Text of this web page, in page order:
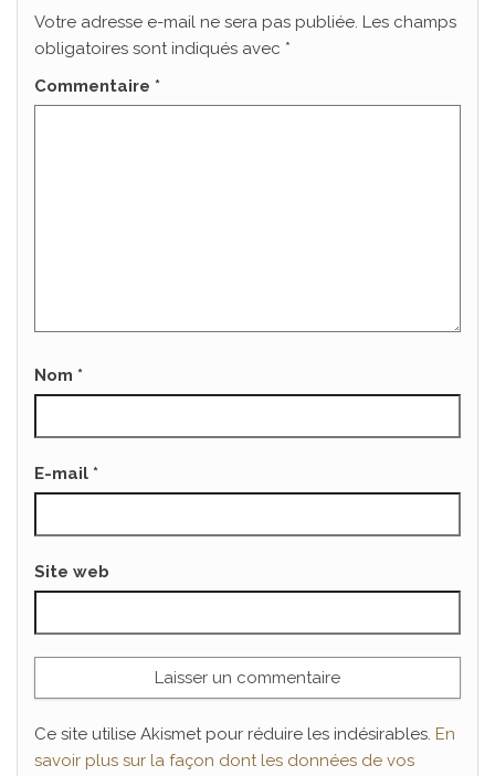
Votre adresse e-mail ne sera pas publiée. Les champs
obligatoires sont indiqués avec *
Commentaire *
Nom *
E-mail *
Site web
Ce site utilise Akismet pour réduire les indésirables. En
savoir plus sur la façon dont les données de vos